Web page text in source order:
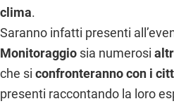
clima.
Saranno infatti presenti
Monitoraggio sia numerosi
che si confronteranno con i
presenti raccontando la loro